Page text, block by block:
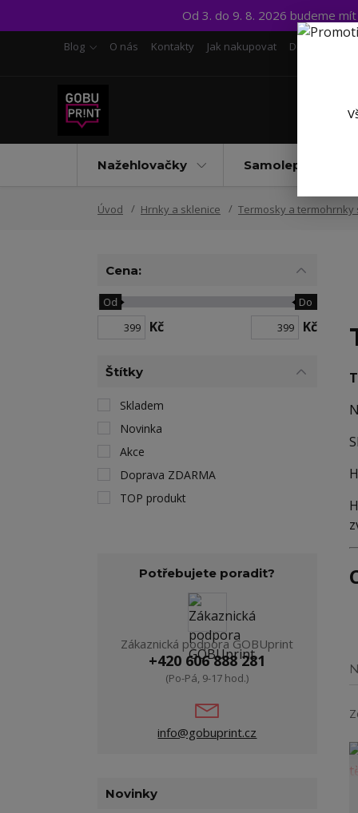
Od 3. do 9. 8. 2026 budeme
Blog O nás Kontakty Jak nakupovat Doprava a
Nažehlovačky Samolepky UV
Úvod Hrnky a sklenice Termosky a termohrnky
Cena:
Kč
Od Do
Kč
Štítky
Skladem
Novinka
Akce
Doprava ZDARMA
TOP produkt
Potřebujete poradit?
Zákaznická podpora GOBUprint
+420 606 888 281
(Po-Pá, 9-17 hod.)
info@gobuprint.cz
Novinky